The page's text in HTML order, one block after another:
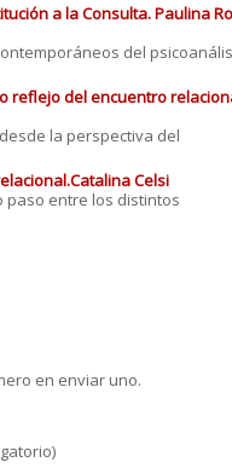
a la Consulta. Paulina
del
reflejo del encuentro
la perspectiva del
Celsi
paso entre los distintos
en enviar uno.